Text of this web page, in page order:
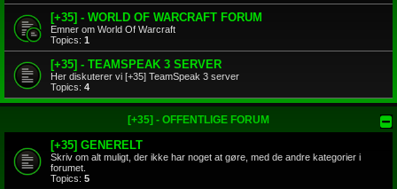
[+35] - WORLD OF WARCRAFT FORUM
Emner om World Of Warcraft
Topics: 1
[+35] - TEAMSPEAK 3 SERVER
Her diskuterer vi [+35] TeamSpeak 3 server
Topics: 4
[+35] - OFFENTLIGE FORUM
[+35] GENERELT
Skriv om alt muligt, der ikke har noget at gøre, med de andre kategorier i
forumet.
Topics: 5